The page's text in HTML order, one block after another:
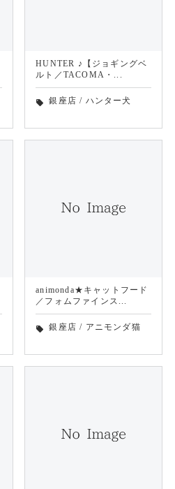
HUNTER ♪【ジョギングベ
ルト／TACOMA・...
local_offer 銀座店 / ハンター犬
animonda★キャットフード
／フォムファインス...
local_offer 銀座店 / アニモンダ猫